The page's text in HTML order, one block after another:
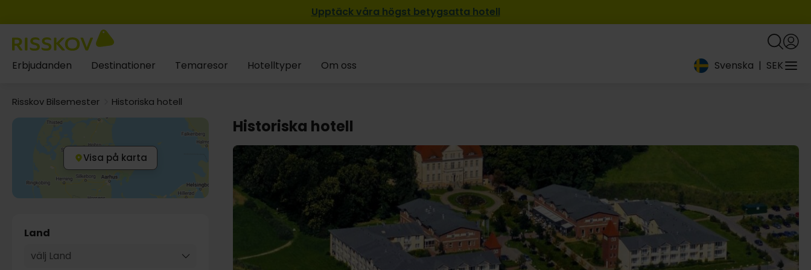
Upptäck våra högst betygsatta hotell
Erbjudanden Destinationer Temaresor Hotelltyper Om oss Svenska | SEK
Risskov Bilsemester Historiska hotell
Visa på karta
Land
välj Land
Historiska hotell